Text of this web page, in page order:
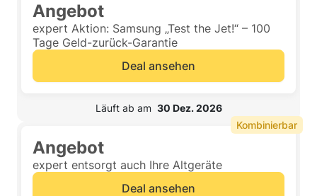
Angebot
expert Aktion: Samsung „Test the Jet!“ – 100
Tage Geld-zurück-Garantie
Deal ansehen
Läuft ab am 30 Dez. 2026
Angebot
expert entsorgt auch Ihre Altgeräte
Deal ansehen
Kombinierbar